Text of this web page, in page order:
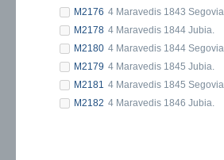
M2176 4 Maravedis 1843 Segovia.
M2178 4 Maravedis 1844 Jubia.
M2180 4 Maravedis 1844 Segovia.
M2179 4 Maravedis 1845 Jubia.
M2181 4 Maravedis 1845 Segovia.
M2182 4 Maravedis 1846 Jubia.